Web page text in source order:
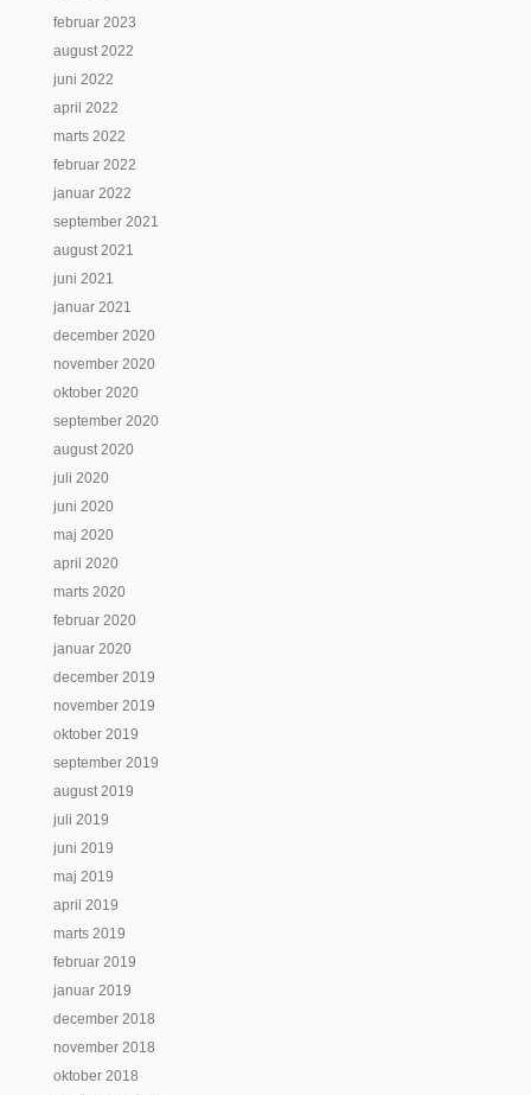
februar 2023
august 2022
juni 2022
april 2022
marts 2022
februar 2022
januar 2022
september 2021
august 2021
juni 2021
januar 2021
december 2020
november 2020
oktober 2020
september 2020
august 2020
juli 2020
juni 2020
maj 2020
april 2020
marts 2020
februar 2020
januar 2020
december 2019
november 2019
oktober 2019
september 2019
august 2019
juli 2019
juni 2019
maj 2019
april 2019
marts 2019
februar 2019
januar 2019
december 2018
november 2018
oktober 2018